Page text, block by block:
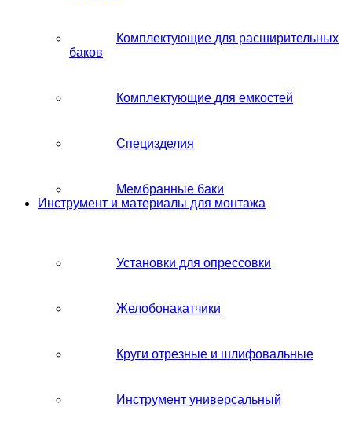
Комплектующие для расширительных
баков
Комплектующие для емкостей
Специзделия
Мембранные баки
Инструмент и материалы для монтажа
Установки для опрессовки
Желобонакатчики
Круги отрезные и шлифовальные
Инструмент универсальный